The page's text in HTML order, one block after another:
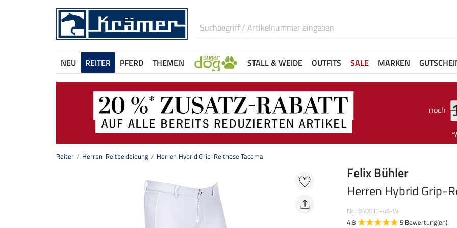
NEU REITER PFERD THEMEN STALL & WEIDE OUTFITS SALE MARKEN
noch
Reiter Herren-Reitbekleidung Herren Hybrid Grip-Reithose Tacoma
Felix Bühler
Herren Hybrid Grip-
Nr.: 840011-46-W
4.8
5 Bewertung(en)